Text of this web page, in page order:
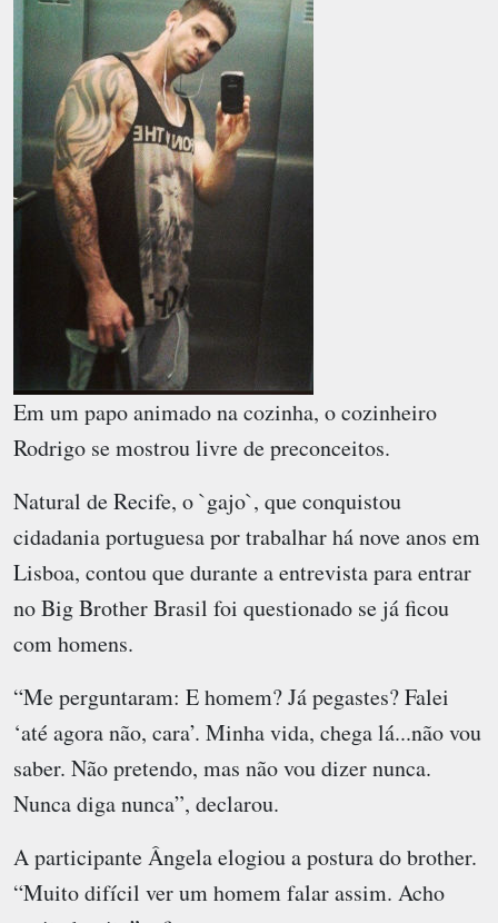
Em um papo animado na cozinha, o cozinheiro
Rodrigo se mostrou livre de preconceitos.
Natural de Recife, o `gajo`, que conquistou
cidadania portuguesa por trabalhar há nove anos em
Lisboa, contou que durante a entrevista para entrar
no Big Brother Brasil foi questionado se já ficou
com homens.
“Me perguntaram: E homem? Já pegastes? Falei
‘até agora não, cara’. Minha vida, chega lá...não vou
saber. Não pretendo, mas não vou dizer nunca.
Nunca diga nunca”, declarou.
A participante Ângela elogiou a postura do brother.
“Muito difícil ver um homem falar assim. Acho